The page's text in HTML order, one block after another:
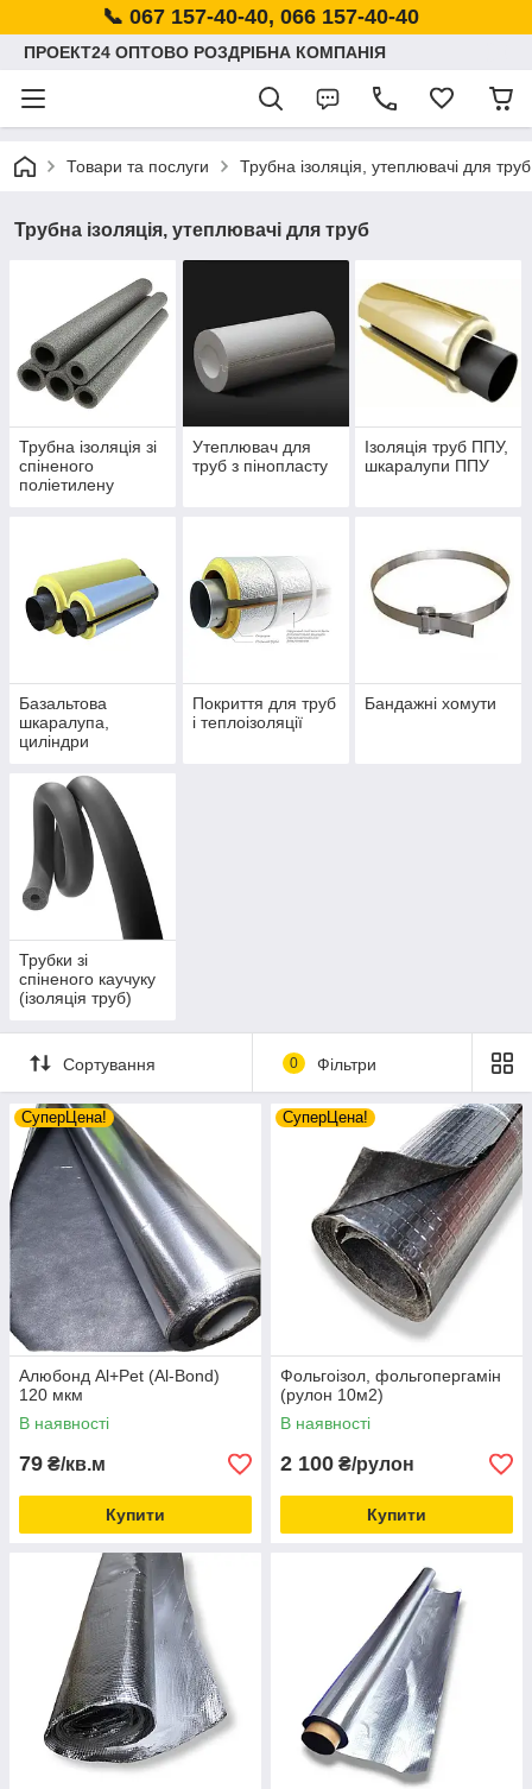
📞 067 157-40-40, 066 157-40-40
ПРОЕКТ24 ОПТОВО РОЗДРІБНА КОМПАНІЯ
Товари та послуги Трубна ізоляція, утеплювачі для труб
Трубна ізоляція, утеплювачі для труб
Трубна ізоляція зі
спіненого
поліетилену
Утеплювач для
труб з пінопласту
Ізоляція труб ППУ,
шкаралупи ППУ
Базальтова
шкаралупа,
циліндри
Покриття для труб
і теплоізоляції
Бандажні хомути
Трубки зі
спіненого каучуку
(ізоляція труб)
Сортування 0 Фільтри
СуперЦена!
Алюбонд Al+Pet (Al-Bond)
120 мкм
В наявності
79 ₴/кв.м
Купити
СуперЦена!
Фольгоізол, фольгопергамін
(рулон 10м2)
В наявності
2 100 ₴/рулон
Купити